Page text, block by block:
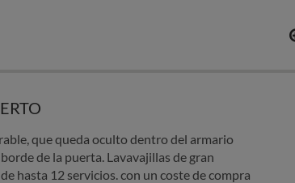
que queda oculto dentro del armario
de la puerta. Lavavajillas de gran
hasta 12 servicios. con un coste de compra